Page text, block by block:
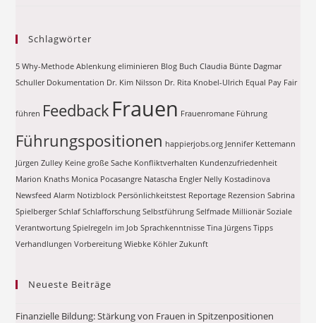
Schlagwörter
5 Why-Methode Ablenkung eliminieren Blog Buch Claudia Bünte Dagmar
Schuller Dokumentation Dr. Kim Nilsson Dr. Rita Knobel-Ulrich Equal Pay Fair
führen Feedback Frauen Frauenromane Führung
Führungspositionen happierjobs.org Jennifer Kettemann
Jürgen Zulley Keine große Sache Konfliktverhalten Kundenzufriedenheit
Marion Knaths Monica Pocasangre Natascha Engler Nelly Kostadinova
Newsfeed Alarm Notizblock Persönlichkeitstest Reportage Rezension Sabrina
Spielberger Schlaf Schlafforschung Selbstführung Selfmade Millionär Soziale
Verantwortung Spielregeln im Job Sprachkenntnisse Tina Jürgens Tipps
Verhandlungen Vorbereitung Wiebke Köhler Zukunft
Neueste Beiträge
Finanzielle Bildung: Stärkung von Frauen in Spitzenpositionen